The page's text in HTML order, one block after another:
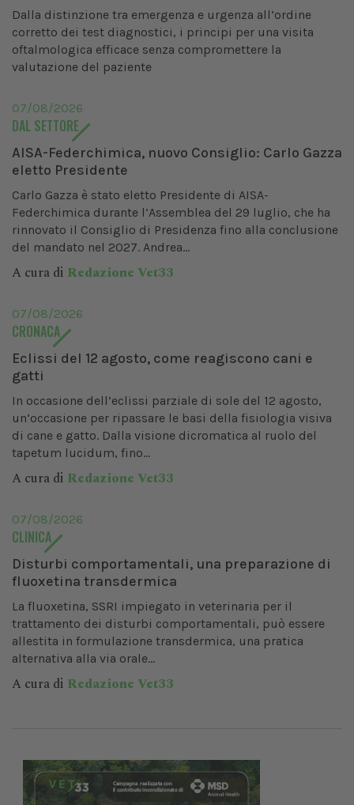
Dalla distinzione tra emergenza e urgenza all’ordine
corretto dei test diagnostici, i principi per una visita
oftalmologica efficace senza compromettere la
valutazione del paziente
07/08/2026
DAL SETTORE
AISA-Federchimica, nuovo Consiglio: Carlo Gazza
eletto Presidente
Carlo Gazza è stato eletto Presidente di AISA-
Federchimica durante l’Assemblea del 29 luglio, che ha
rinnovato il Consiglio di Presidenza fino alla conclusione
del mandato nel 2027. Andrea...
A cura di Redazione Vet33
07/08/2026
CRONACA
Eclissi del 12 agosto, come reagiscono cani e
gatti
In occasione dell’eclissi parziale di sole del 12 agosto,
un’occasione per ripassare le basi della fisiologia visiva
di cane e gatto. Dalla visione dicromatica al ruolo del
tapetum lucidum, fino...
A cura di Redazione Vet33
07/08/2026
CLINICA
Disturbi comportamentali, una preparazione di
fluoxetina transdermica
La fluoxetina, SSRI impiegato in veterinaria per il
trattamento dei disturbi comportamentali, può essere
allestita in formulazione transdermica, una pratica
alternativa alla via orale...
A cura di Redazione Vet33